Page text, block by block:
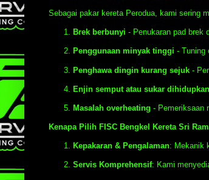
Sebagai pakar kereta Perodua, kami sering
Brek berbunyi - Penukaran pad brek
Penggunaan minyak tinggi - Tuning
Penghawa dingin kurang sejuk -
Enjin semput atau sukar dihidupkan
Masalah overheating - Pemeriksaan
Kenapa Pilih FISC Bengkel Kereta Sri
Kepakaran & Pengalaman: Mekanik
Servis Komprehensif: Kami